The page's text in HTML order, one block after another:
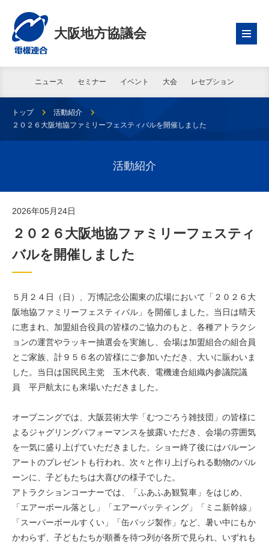
大阪地方協議会
ニュース セミナー イベント 大会 レセプション
トップ
活動紹介
２０２６大阪地協ファミリーフェスティバルを開催しました
活動紹介
2026年05月24日
２０２６大阪地協ファミリーフェスティ
バルを開催しました
５月２４日（日）、万博記念公園東の広場において「２０２６大
阪地協ファミリーフェスティバル」を開催しました。当日は晴天
に恵まれ、加盟組合役員の皆様のご協力のもと、各種アトラクシ
ョンの運営やラッキー抽選会を実施し、会場は加盟組合の組合員
とご家族、計９５６名の皆様にご参加いただき、大いに賑わいま
した。当日は国民民主党 玉木代表、電機連合組織内参議院議
員 平戸航太にも来場いただきました。
オープニングでは、大阪芸術大学「むつごろう雑技団」の皆様に
よるジャグリングパフォーマンスを披露いただき、会場の雰囲気
を一気に盛り上げていただきました。ショー終了後にはバルーン
アートのプレゼントも行われ、次々と作り上げられる動物のバル
ーンに、子どもたちは大喜びの様子でした。
アトラクションコーナーでは、「ふあふあ観覧車」をはじめ、
「エアーボール落とし」「エアーバッティング」「ミニ新幹線」
「スーパーボールすくい」「缶バッジ製作」など、暑い中にもか
かわらず、子どもたちが順番を待つ列が各所で見られ、いずれも